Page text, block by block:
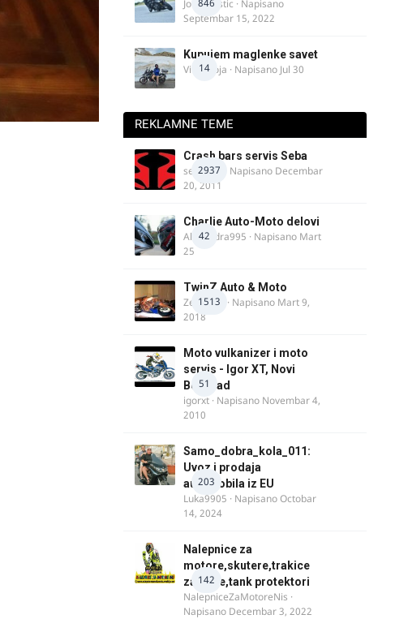
Jovan Ristic · Napisano
Septembar 15, 2022
14
Kupujem maglenke savet
Vitez Koja · Napisano Jul 30
REKLAMNE TEME
2937
Crash bars servis Seba
seba011 · Napisano Decembar
20, 2011
42
Charlie Auto-Moto delovi
Alexandra995 · Napisano Mart
25
1513
TwinZ Auto & Moto
Zeljkamp · Napisano Mart 9,
2018
51
Moto vulkanizer i moto
servis - Igor XT, Novi
Beograd
igorxt · Napisano Novembar 4,
2010
203
Samo_dobra_kola_011:
Uvoz i prodaja
automobila iz EU
Luka9905 · NapisanoOctobar
14, 2024
142
Nalepnice za
motore,skutere,trakice
za felne,tank protektori
NalepniceZaMotoreNis ·
Napisano Decembar 3, 2022